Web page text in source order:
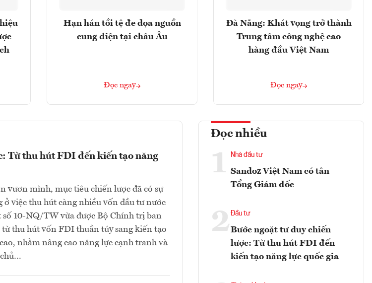
Hạn hán tồi tệ đe dọa nguồn
cung điện tại châu Âu
Đọc ngay
Đà Nẵng: Khát vọng trở thành
Trung tâm công nghệ cao
hàng đầu Việt Nam
Đọc ngay
Từ thu hút FDI đến kiến tạo năng
vươn mình, mục tiêu chiến lược đã có sự
ở việc thu hút càng nhiều vốn đầu tư nước
10-NQ/TW vừa được Bộ Chính trị ban
thu hút vốn FDI thuần túy sang kiến tạo
nhằm nâng cao năng lực cạnh tranh và
Đọc nhiều
1 Nhà đầu tư
Sandoz Việt Nam có tân
Tổng Giám đốc
2Đầu tư
Bước ngoặt tư duy chiến
lược: Từ thu hút FDI đến
kiến tạo năng lực quốc gia